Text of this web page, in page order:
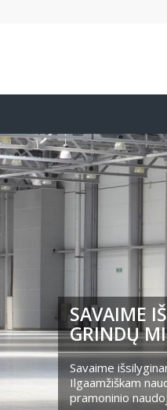
SAVAIME
GRINDŲ
Savaime
Ilgaamžiškam
pramoninio